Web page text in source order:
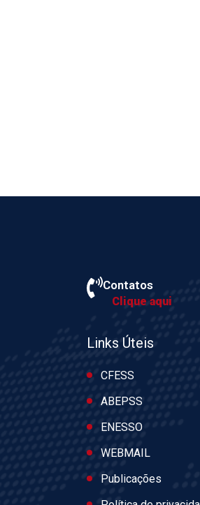
Contatos
Clique aqui
Links Úteis
CFESS
ABEPSS
ENESSO
WEBMAIL
Publicações